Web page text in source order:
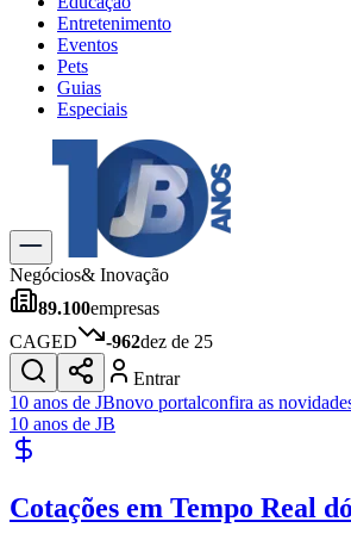
Entretenimento
Eventos
Pets
Guias
Especiais
Explore Tudo
Últimas Notícias
Previsão do Tempo
Trânsito e Rotas
Dia a Dia & Lazer
Gastronomia
Cinema & Shows
JogosNovo
Para Sua Empresa
Publicidade Legal
Negócios& Inovação
89.100empresas
CAGED
-962dez de 25
Entrar
10 anos de JBnovo portalconfira as
10 anos de JB
Cotações em Tempo Real